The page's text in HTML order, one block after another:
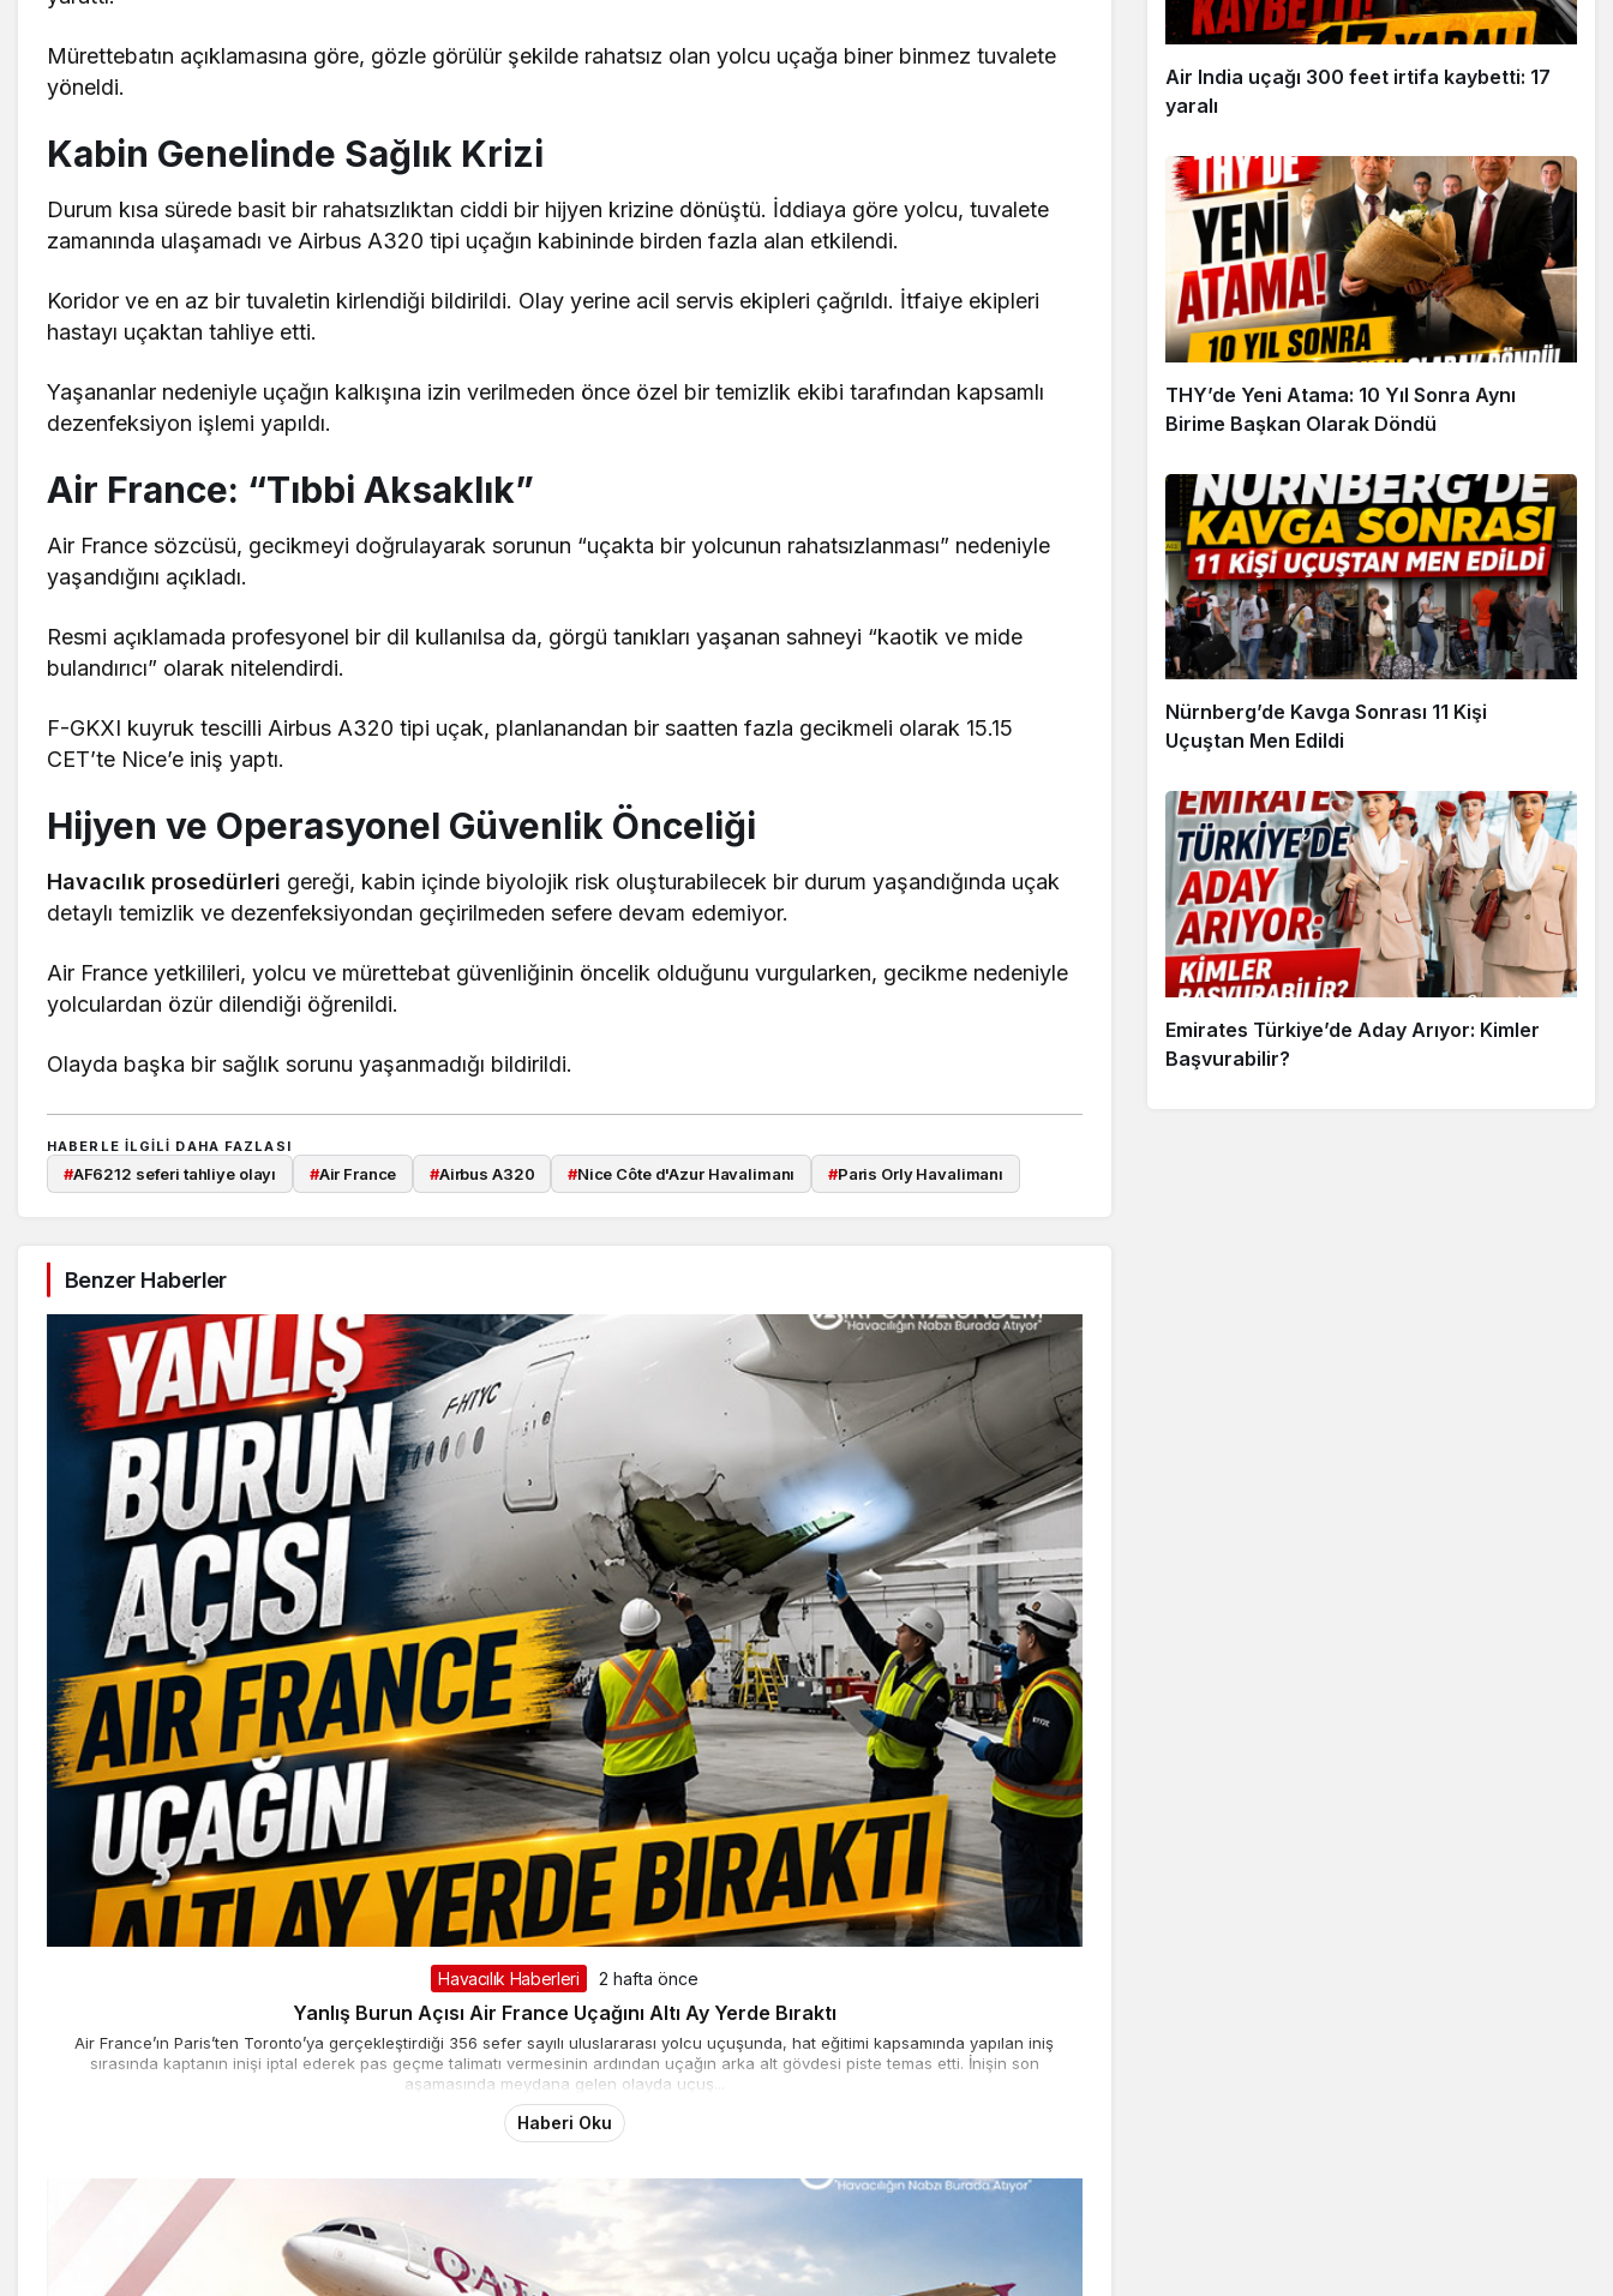
Mürettebatın açıklamasına göre, gözle görülür şekilde rahatsız olan yolcu uçağa biner binmez tuvalete
yöneldi.
Kabin Genelinde Sağlık Krizi
Durum kısa sürede basit bir rahatsızlıktan ciddi bir hijyen krizine dönüştü. İddiaya göre yolcu, tuvalete
zamanında ulaşamadı ve Airbus A320 tipi uçağın kabininde birden fazla alan etkilendi.
Koridor ve en az bir tuvaletin kirlendiği bildirildi. Olay yerine acil servis ekipleri çağrıldı. İtfaiye ekipleri
hastayı uçaktan tahliye etti.
Yaşananlar nedeniyle uçağın kalkışına izin verilmeden önce özel bir temizlik ekibi tarafından kapsamlı
dezenfeksiyon işlemi yapıldı.
Air France: “Tıbbi Aksaklık”
Air France sözcüsü, gecikmeyi doğrulayarak sorunun “uçakta bir yolcunun rahatsızlanması” nedeniyle
yaşandığını açıkladı.
Resmi açıklamada profesyonel bir dil kullanılsa da, görgü tanıkları yaşanan sahneyi “kaotik ve mide
bulandırıcı” olarak nitelendirdi.
F-GKXI kuyruk tescilli Airbus A320 tipi uçak, planlanandan bir saatten fazla gecikmeli olarak 15.15
CET’te Nice’e iniş yaptı.
Hijyen ve Operasyonel Güvenlik Önceliği
Havacılık prosedürleri gereği, kabin içinde biyolojik risk oluşturabilecek bir durum yaşandığında uçak
detaylı temizlik ve dezenfeksiyondan geçirilmeden sefere devam edemiyor.
Air France yetkilileri, yolcu ve mürettebat güvenliğinin öncelik olduğunu vurgularken, gecikme nedeniyle
yolculardan özür dilendiği öğrenildi.
Olayda başka bir sağlık sorunu yaşanmadığı bildirildi.
HABERLE ILGILI DAHA FAZLASI
#AF6212 seferi tahliye olayı #Air France #Airbus A320 #Nice Côte d'Azur Havalimanı #Paris Orly Havalimanı
Benzer Haberler
Havacılık Haberleri 2 hafta önce
Yanlış Burun Açısı Air France Uçağını Altı Ay Yerde Bıraktı
Air France’ın Paris’ten Toronto’ya gerçekleştirdiği 356 sefer sayılı uluslararası yolcu uçuşunda, hat eğitimi kapsamında yapılan iniş
sırasında kaptanın inişi iptal ederek pas geçme talimatı vermesinin ardından uçağın arka alt gövdesi piste temas etti. İnişin son
aşamasında meydana gelen olayda uçuş...
Haberi Oku
Air India uçağı 300 feet irtifa kaybetti: 17
yaralı
THY’de Yeni Atama: 10 Yıl Sonra Aynı
Birime Başkan Olarak Döndü
Nürnberg’de Kavga Sonrası 11 Kişi
Uçuştan Men Edildi
Emirates Türkiye’de Aday Arıyor: Kimler
Başvurabilir?